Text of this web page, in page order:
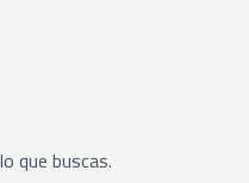
que buscas.